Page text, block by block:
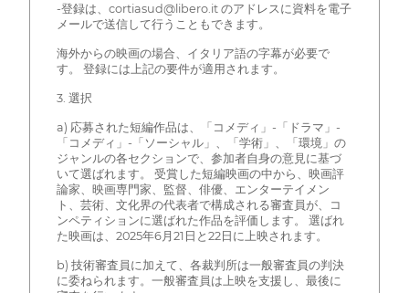
-登録は、cortiasud@libero.it のアドレスに資料を電子
メールで送信して行うこともできます。
海外からの映画の場合、イタリア語の字幕が必要で
す。 登録には上記の要件が適用されます。
3. 選択
a) 応募された短編作品は、「コメディ」-「ドラマ」-
「コメディ」-「ソーシャル」、「学術」、「環境」の
ジャンルの各セクションで、参加者自身の意見に基づ
いて選ばれます。 受賞した短編映画の中から、映画評
論家、映画専門家、監督、俳優、エンターテイメン
ト、芸術、文化界の代表者で構成される審査員が、コ
ンペティションに選ばれた作品を評価します。 選ばれ
た映画は、2025年6月21日と22日に上映されます。
b) 技術審査員に加えて、各裁判所は一般審査員の判決
に委ねられます。一般審査員は上映を支援し、最後に